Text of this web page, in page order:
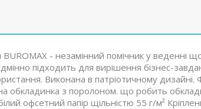
- незамінний помічник у веденні
підходить для вирішення бізнес-
Виконана в патріотичному дизайні.
обкладинка з поролоном. що робить
офсетний папір щільністю 55 г/м²